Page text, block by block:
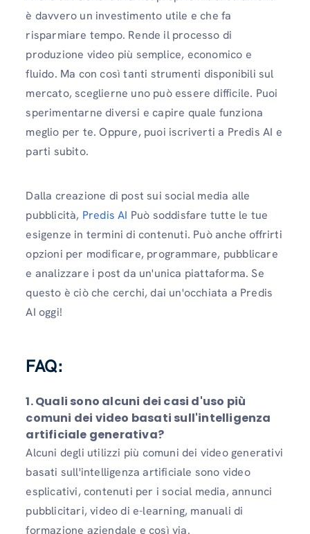
è davvero un investimento utile e che fa
risparmiare tempo. Rende il processo di
produzione video più semplice, economico e
fluido. Ma con così tanti strumenti disponibili sul
mercato, sceglierne uno può essere difficile. Puoi
sperimentarne diversi e capire quale funziona
meglio per te. Oppure, puoi iscriverti a Predis AI e
parti subito.
Dalla creazione di post sui social media alle
pubblicità, Predis AI Può soddisfare tutte le tue
esigenze in termini di contenuti. Può anche offrirti
opzioni per modificare, programmare, pubblicare
e analizzare i post da un'unica piattaforma. Se
questo è ciò che cerchi, dai un'occhiata a Predis
AI oggi!
FAQ:
1. Quali sono alcuni dei casi d'uso più
comuni dei video basati sull'intelligenza
artificiale generativa?
Alcuni degli utilizzi più comuni dei video generativi
basati sull'intelligenza artificiale sono video
esplicativi, contenuti per i social media, annunci
pubblicitari, video di e-learning, manuali di
formazione aziendale e così via.